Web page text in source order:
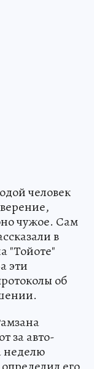
человек
чужое. Сам
в
"Тойоте"
эти
об
за авто-
неделю